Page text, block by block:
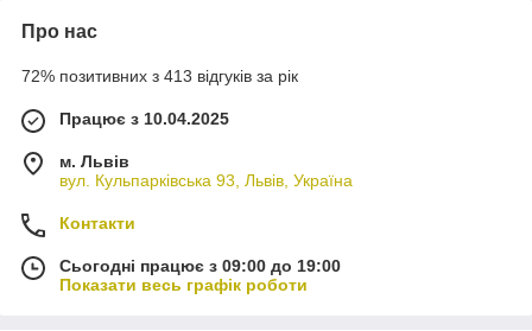
Про нас
72% позитивних з 413 відгуків за рік
Працює з 10.04.2025
м. Львів
вул. Кульпарківська 93, Львів, Україна
Контакти
Сьогодні працює з 09:00 до 19:00
Показати весь графік роботи